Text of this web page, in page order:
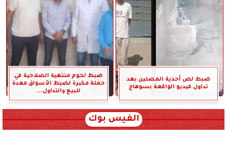
ضبط لص أحذية المصلين بعد
تداول فيديو الواقعة بسوهاج
ضبط لحوم منتهية الصلاحية في
حملة مكبرة لضبط الأسواق معدة
للبيع والتداول...
الفيس بوك